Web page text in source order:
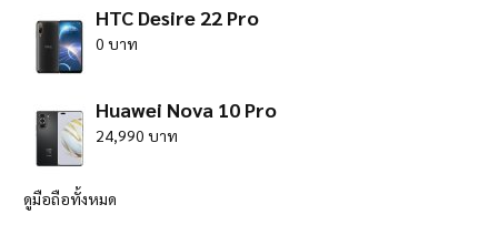
HTC Desire 22 Pro
0 บาท
Huawei Nova 10 Pro
24,990 บาท
ดูมือถือทั้งหมด